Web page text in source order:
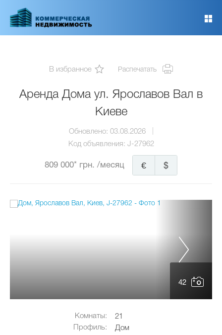
основному
В избранное Распечатать
Аренда Дома ул. Ярославов Вал в
Киеве
Обновлено: 03.08.2026
Код объявления: J-27962
809 000* грн. /месяц $
€
42
Комнаты:
21
Профиль:
Дом